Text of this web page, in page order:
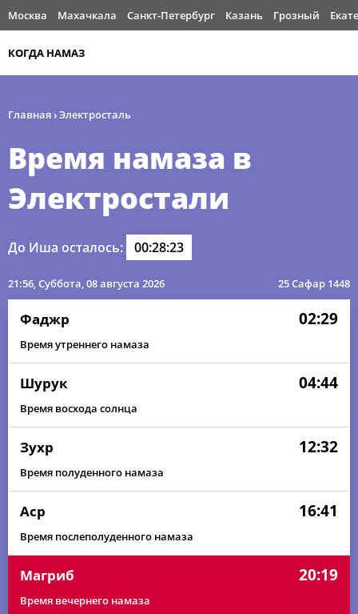
Москва Махачкала Санкт-Петербург Казань Грозный
КОГДА НАМАЗ
Главная›Электросталь
Время намаза в
Электростали
До Иша осталось: 00:28:23
21:56, Суббота, 08 августа 2026 25 Сафар 1448
Фаджр 02:29
Время утреннего намаза
Шурук 04:44
Время восхода солнца
Зухр 12:32
Время полуденного намаза
Аср 16:41
Время послеполуденного намаза
Магриб 20:19
Время вечернего намаза